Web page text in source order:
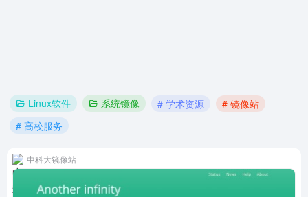
Linux软件 系统镜像 # 学术资源
# 镜像站
# 高校服务
中科大镜像站